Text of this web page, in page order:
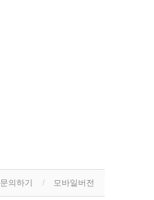
문의하기 모바일버전